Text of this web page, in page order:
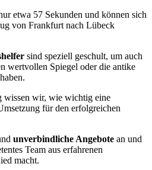
etwa 57 Sekunden und können sich
von Frankfurt nach Lübeck
sind speziell geschult, um auch
wertvollen Spiegel oder die antike
wissen wir, wie wichtig eine
für den erfolgreichen
unverbindliche Angebote an und
Team aus erfahrenen
macht.